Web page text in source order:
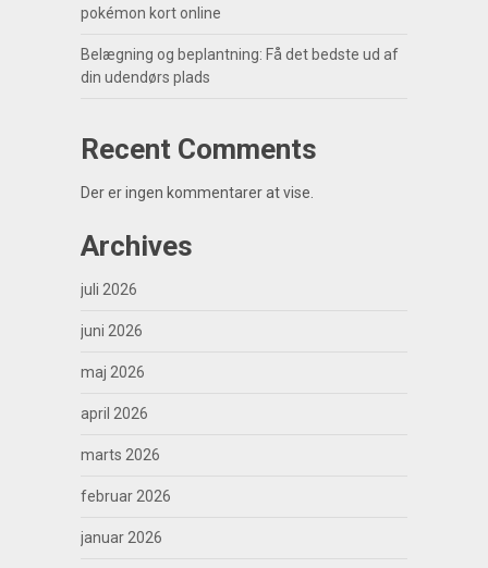
pokémon kort online
Belægning og beplantning: Få det bedste ud af
din udendørs plads
Recent Comments
Der er ingen kommentarer at vise.
Archives
juli 2026
juni 2026
maj 2026
april 2026
marts 2026
februar 2026
januar 2026